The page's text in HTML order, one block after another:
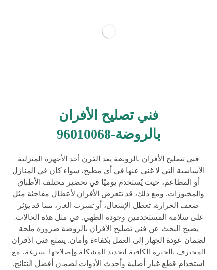
فني تصليح الأفران
بالروضة-96010068
فني تصليح الأفران بالروضة يعد الفرن أحد الأجهزة المنزلية
الأساسية التي لا غنى عنها في أي مطبخ، سواء كان في المنازل
أو المطاعم، حيث يُستخدم يوميًا في تحضير مختلف الأطباق
والمخبوزات. ومع ذلك، قد تتعرض الأفران لأعطال مفاجئة مثل
ضعف الحرارة، تعطل الإشعال، أو تسرب الغاز، مما قد يؤثر
على سلامة المستخدمين وجودة الطهي. في مثل هذه الحالات،
يصبح البحث عن فني تصليح الأفران بالروضة ضرورة ملحة
لضمان عودة الجهاز إلى العمل بكفاءة وأمان. يتمتع فني الأفران
المحترف بالخبرة الكافية لتحديد المشكلة وإصلاحها بسرعة، مع
استخدام قطع غيار أصلية وأحدث الأدوات لضمان أفضل النتائج.